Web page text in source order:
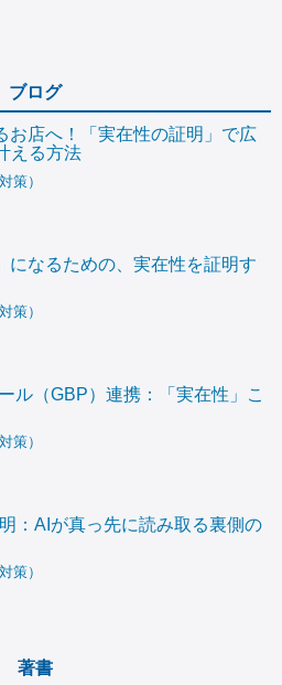
ブログ
お店へ！「実在性の証明」で広
える方法
策）
になるための、実在性を証明す
策）
ル（GBP）連携：「実在性」こ
策）
：AIが真っ先に読み取る裏側の
策）
著書